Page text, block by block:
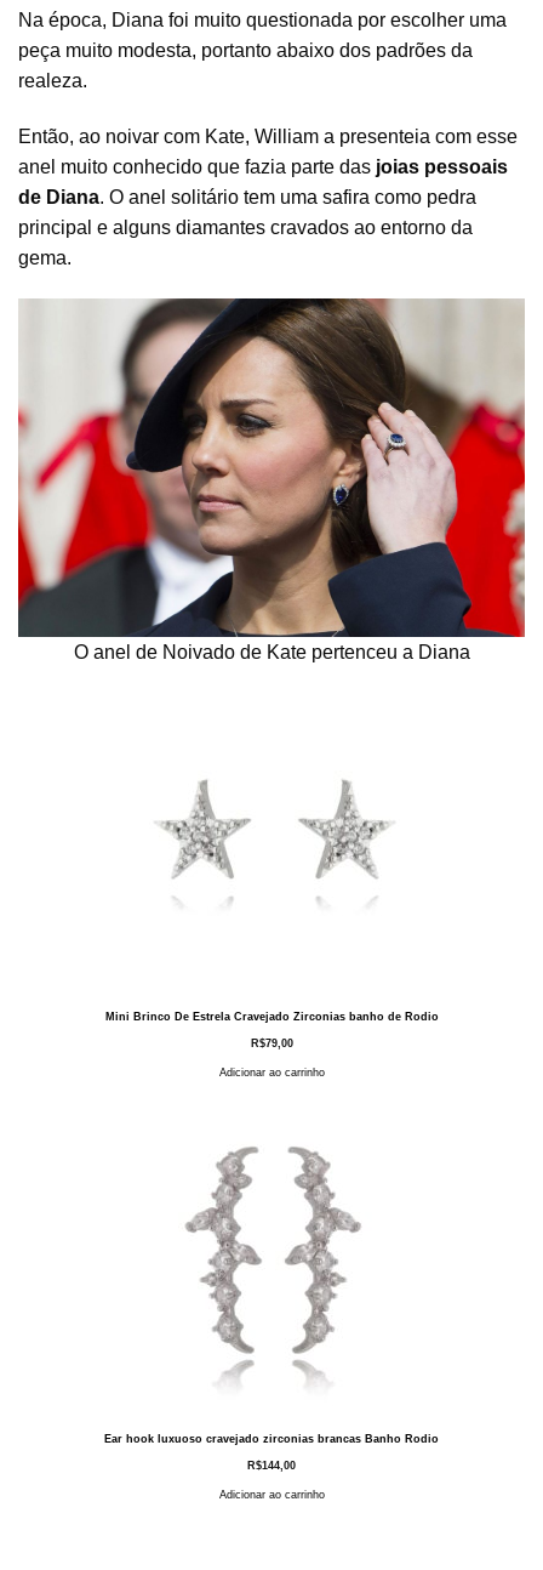
Na época, Diana foi muito questionada por escolher uma
peça muito modesta, portanto abaixo dos padrões da
realeza.
Então, ao noivar com Kate, William a presenteia com esse
anel muito conhecido que fazia parte das joias pessoais
de Diana. O anel solitário tem uma safira como pedra
principal e alguns diamantes cravados ao entorno da
gema.
O anel de Noivado de Kate pertenceu a Diana
Mini Brinco De Estrela Cravejado Zirconias banho de Rodio
R$79,00
Adicionar ao carrinho
Ear hook luxuoso cravejado zirconias brancas Banho Rodio
R$144,00
Adicionar ao carrinho